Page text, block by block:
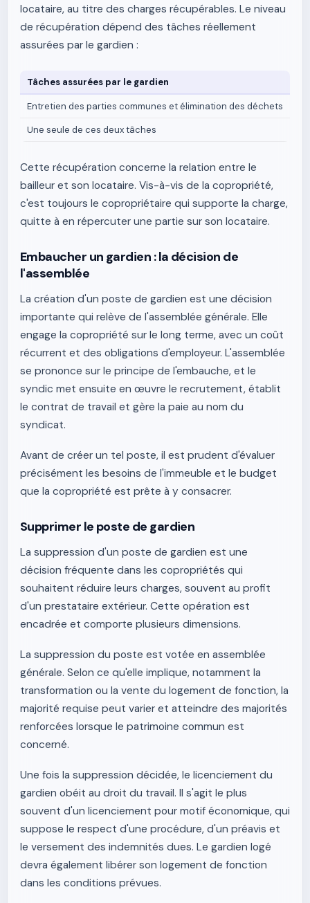
locataire, au titre des charges récupérables. Le niveau
de récupération dépend des tâches réellement
assurées par le gardien :
Tâches assurées par le gardien
Entretien des parties communes et élimination des déchets
Une seule de ces deux tâches
Cette récupération concerne la relation entre le
bailleur et son locataire. Vis-à-vis de la copropriété,
c'est toujours le copropriétaire qui supporte la charge,
quitte à en répercuter une partie sur son locataire.
Embaucher un gardien : la décision de
l'assemblée
La création d'un poste de gardien est une décision
importante qui relève de l'assemblée générale. Elle
engage la copropriété sur le long terme, avec un coût
récurrent et des obligations d'employeur. L'assemblée
se prononce sur le principe de l'embauche, et le
syndic met ensuite en œuvre le recrutement, établit
le contrat de travail et gère la paie au nom du
syndicat.
Avant de créer un tel poste, il est prudent d'évaluer
précisément les besoins de l'immeuble et le budget
que la copropriété est prête à y consacrer.
Supprimer le poste de gardien
La suppression d'un poste de gardien est une
décision fréquente dans les copropriétés qui
souhaitent réduire leurs charges, souvent au profit
d'un prestataire extérieur. Cette opération est
encadrée et comporte plusieurs dimensions.
La suppression du poste est votée en assemblée
générale. Selon ce qu'elle implique, notamment la
transformation ou la vente du logement de fonction, la
majorité requise peut varier et atteindre des majorités
renforcées lorsque le patrimoine commun est
concerné.
Une fois la suppression décidée, le licenciement du
gardien obéit au droit du travail. Il s'agit le plus
souvent d'un licenciement pour motif économique, qui
suppose le respect d'une procédure, d'un préavis et
le versement des indemnités dues. Le gardien logé
devra également libérer son logement de fonction
dans les conditions prévues.